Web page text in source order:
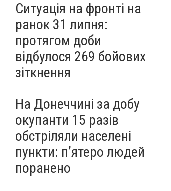
Ситуація на фронті на
ранок 31 липня:
протягом доби
відбулося 269 бойових
зіткнення
На Донеччині за добу
окупанти 15 разів
обстріляли населені
пункти: пʼятеро людей
поранено